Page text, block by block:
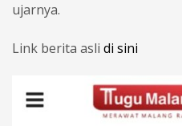
ujarnya.
Link berita asli di sini